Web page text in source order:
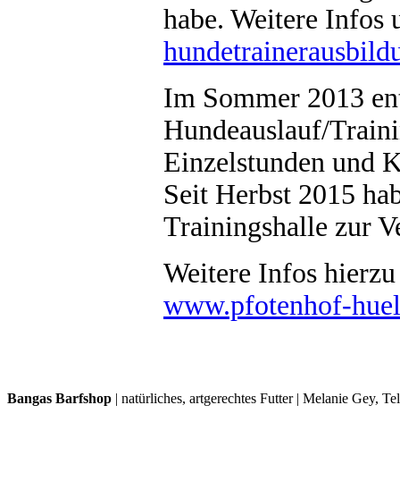
habe. Weitere Infos
Im Sommer 2013
Hundeauslauf/
Einzelstunden und
Seit Herbst 2015
Trainingshalle zur
Weitere Infos
www.pfotenhof-
Bangas Barfshop | natürliches, artgerechtes Futter | Melanie Gey,